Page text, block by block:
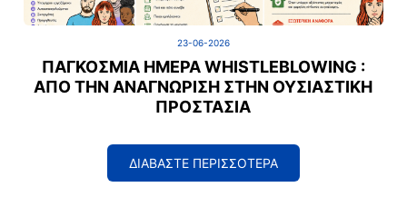
23-06-2026
ΠΑΓΚΌΣΜΙΑ ΗΜΈΡΑ WHISTLEBLOWING :
ΑΠΌ ΤΗΝ ΑΝΑΓΝΏΡΙΣΗ ΣΤΗΝ ΟΥΣΙΑΣΤΙΚΉ
ΠΡΟΣΤΑΣΊΑ
ΔΙΑΒΑΣΤΕ ΠΕΡΙΣΣΟΤΕΡΑ